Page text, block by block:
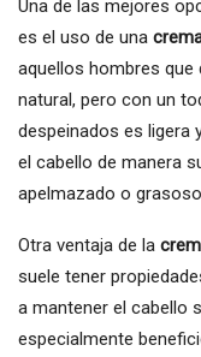
Una de las mejores
es el uso de una
aquellos hombres que
natural, pero con un
despeinados es ligera
el cabello de manera
apelmazado o
Otra ventaja de la
suele tener
a mantener el cabello
especialmente